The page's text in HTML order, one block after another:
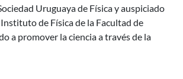
Uruguaya de Física y auspiciado
de Física de la Facultad de
a promover la ciencia a través de la